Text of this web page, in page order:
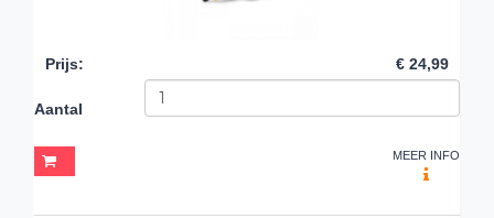
Prijs: € 24,99
Aantal
MEER INFO